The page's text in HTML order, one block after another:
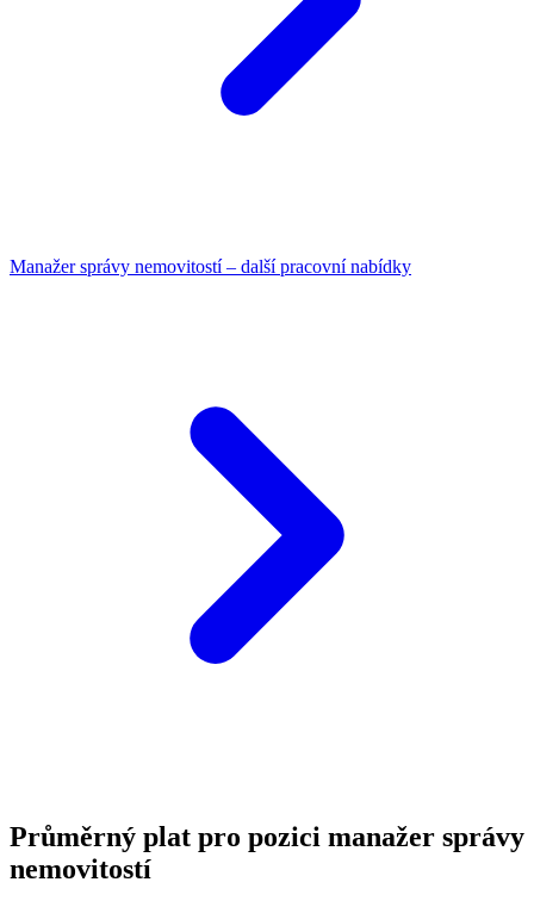
Manažer správy nemovitostí – další pracovní nabídky
Průměrný plat pro pozici manažer správy
nemovitostí